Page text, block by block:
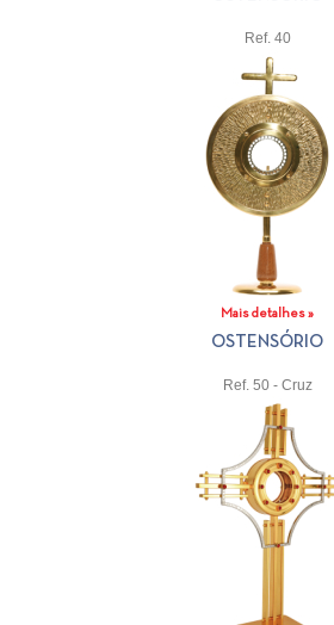
Ref. 40
Mais detalhes »
OSTENSÓRIO
Ref. 50 - Cruz